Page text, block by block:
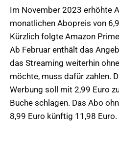
Im November 2023 erhöhte
monatlichen Abopreis von
Kürzlich folgte Amazon
Ab Februar enthält das
das Streaming weiterhin
möchte, muss dafür zahlen.
Werbung soll mit 2,99 Euro
Buche schlagen. Das Abo
8,99 Euro künftig 11,98 Euro.